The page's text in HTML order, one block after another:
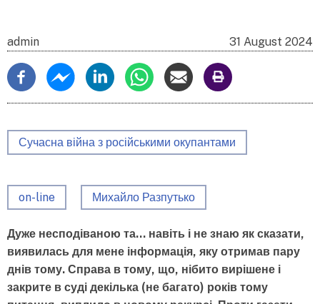
admin 31 August 2024
Сучасна війна з російськими окупантами
on-line Михайло Разпутько
Дуже несподіваною та… навіть і не знаю як сказати,
виявилась для мене інформація, яку отримав пару
днів тому. Справа в тому, що, нібито вирішене і
закрите в суді декілька (не багато) років тому